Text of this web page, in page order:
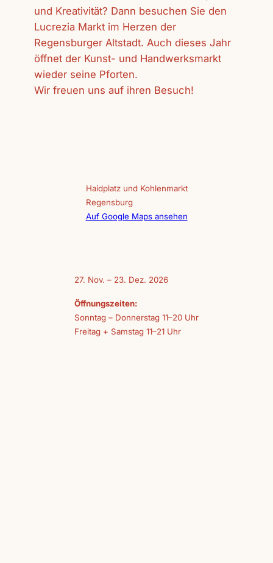
und Kreativität? Dann besuchen Sie den
Lucrezia Markt im Herzen der
Regensburger Altstadt. Auch dieses Jahr
öffnet der Kunst- und Handwerksmarkt
wieder seine Pforten.
Wir freuen uns auf ihren Besuch!
Haidplatz und Kohlenmarkt
Regensburg
Auf Google Maps ansehen
27. Nov. – 23. Dez. 2026
Öffnungszeiten:
Sonntag – Donnerstag 11–20 Uhr
Freitag + Samstag 11–21 Uhr